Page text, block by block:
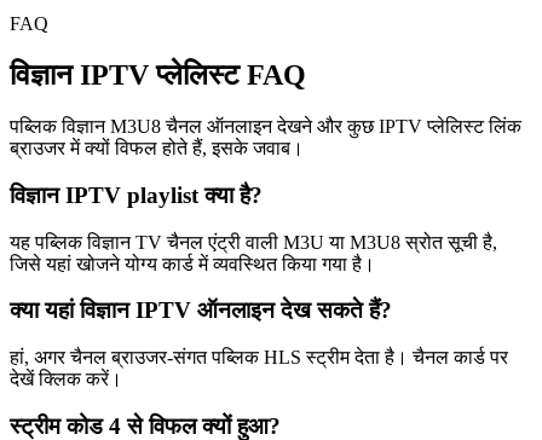
FAQ
विज्ञान IPTV प्लेलिस्ट FAQ
पब्लिक विज्ञान M3U8 चैनल ऑनलाइन देखने और कुछ IPTV प्लेलिस्ट लिंक
ब्राउजर में क्यों विफल होते हैं, इसके जवाब।
विज्ञान IPTV playlist क्या है?
यह पब्लिक विज्ञान TV चैनल एंट्री वाली M3U या M3U8 स्रोत सूची है,
जिसे यहां खोजने योग्य कार्ड में व्यवस्थित किया गया है।
क्या यहां विज्ञान IPTV ऑनलाइन देख सकते हैं?
हां, अगर चैनल ब्राउजर-संगत पब्लिक HLS स्ट्रीम देता है। चैनल कार्ड पर
देखें क्लिक करें।
स्ट्रीम कोड 4 से विफल क्यों हुआ?